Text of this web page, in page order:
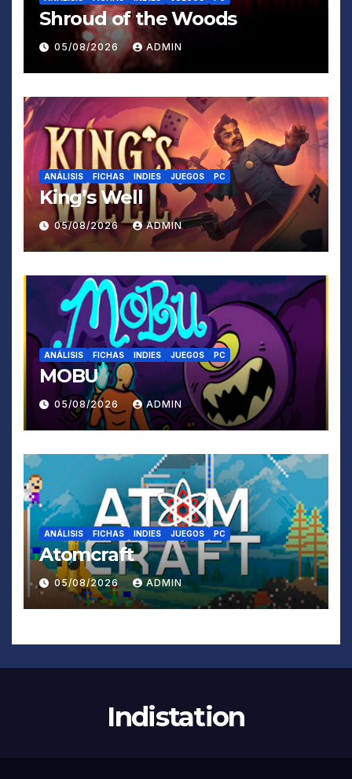
Shroud of the Woods
05/08/2026 ADMIN
ANÁLISIS FICHAS INDIES JUEGOS PC
King’s Well
05/08/2026 ADMIN
ANÁLISIS FICHAS INDIES JUEGOS PC
MOBU
05/08/2026 ADMIN
ANÁLISIS FICHAS INDIES JUEGOS PC
Atomcraft
05/08/2026 ADMIN
Indistation